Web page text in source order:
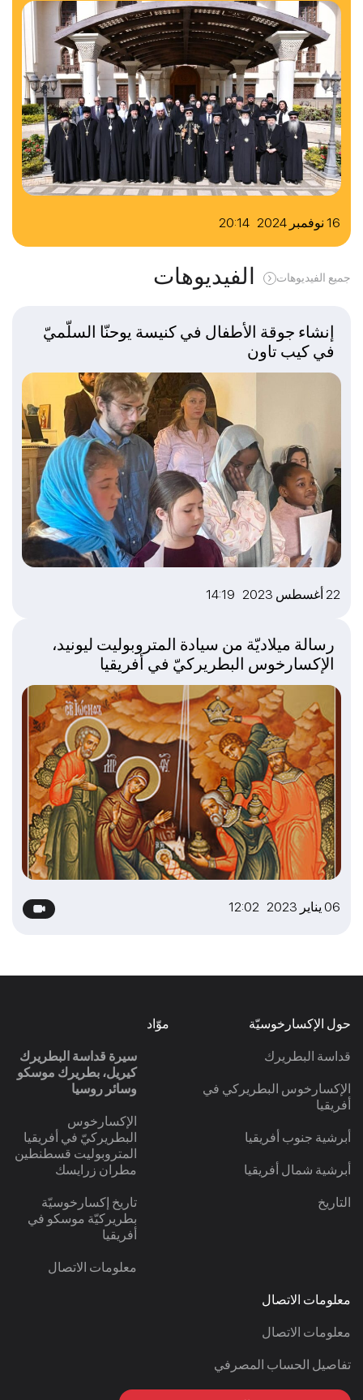
16 نوفمبر 2024 20:14
الفيديوهات جميع الفيديوهات
22 أغسطس 2023 14:19
إنشاء جوقة الأطفال في كنيسة يوحنّا السلّميّ
في كيب تاون
06 يناير 2023 12:02
رسالة ميلاديّة من سيادة المتروبوليت ليونيد،
الإكسارخوس البطريركيّ في أفريقيا
حول الإكسارخوسيّة
قداسة البطريرك
الإكسارخوس البطريركي في
أفريقيا
أبرشية جنوب أفريقيا
أبرشية شمال أفريقيا
التاريخ
موّاد
سيرة قداسة البطريرك
كيريل، بطريرك موسكو
وسائر روسيا
الإكسارخوس
البطريركيّ في أفريقيا
المتروبوليت قسطنطين
مطران زرايسك
تاريخ إكسارخوسيّة
بطريركيّة موسكو في
أفريقيا
معلومات الاتصال
معلومات الاتصال
معلومات الاتصال
تفاصيل الحساب المصرفي